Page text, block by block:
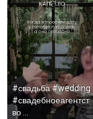
#свадьба #wedding
#свадебноеагентст
во